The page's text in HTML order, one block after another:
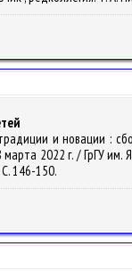
и новации :
2022 г. / ГрГУ
146-150.